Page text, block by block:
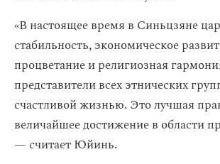
«В настоящее время в Синьцзяне
стабильность, экономическое
процветание и религиозная
представители всех этнических
счастливой жизнью. Это лучшая
величайшее достижение в области
— считает Юйинь.